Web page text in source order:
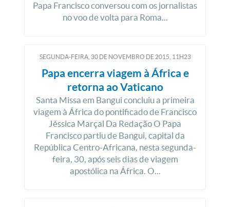
Papa Francisco conversou com os jornalistas
no voo de volta para Roma...
SEGUNDA-FEIRA, 30DENOVEMBRO DE2015, 11H23
Papa encerra viagem à África e
retorna ao Vaticano
Santa Missa em Bangui concluiu a primeira
viagem à África do pontificado de Francisco
Jéssica Marçal Da Redação O Papa
Francisco partiu de Bangui, capital da
República Centro-Africana, nesta segunda-
feira, 30, após seis dias de viagem
apostólica na África. O...